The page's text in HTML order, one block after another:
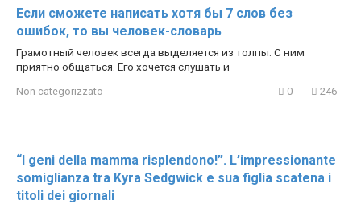
Если сможете написать хотя бы 7 слов без
ошибок, то вы человек-словарь
Грамотный человек всегда выделяется из толпы. С ним
приятно общаться. Его хочется слушать и
Non categorizzato 0 246
“I geni della mamma risplendono!”. L’impressionante
somiglianza tra Kyra Sedgwick e sua figlia scatena i
titoli dei giornali